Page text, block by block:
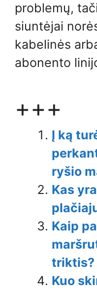
problemų,
siuntėjai
kabelinės
abonento
+++
Į ką
ryšio
Kas
Kaip
triktis?
Kuo